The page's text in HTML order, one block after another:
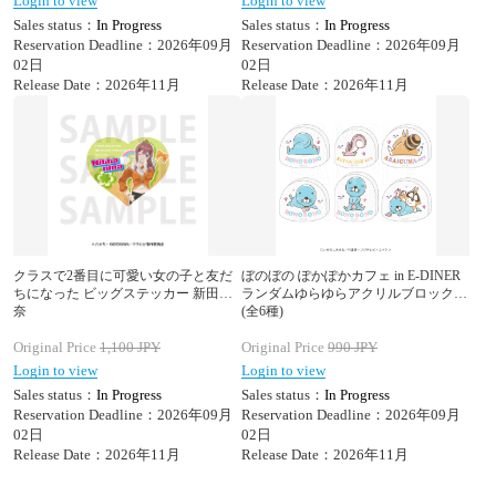
Sales status： In Progress
Reservation Deadline：2026年09月
02日
Release Date：2026年11月
Sales status： In Progress
Reservation Deadline：2026年09月
02日
Release Date：2026年11月
クラスで2番目に可愛い女の子と友だ
ちになった ビッグステッカー 新田新
奈
Original Price 1,100JPY
Login to view
Sales status： In Progress
Reservation Deadline：2026年09月
02日
Release Date：2026年11月
ぼのぼの ぽかぽかカフェ in E-DINER
ランダムゆらゆらアクリルブロック
(全6種)
Original Price 990JPY
Login to view
Sales status： In Progress
Reservation Deadline：2026年09月
02日
Release Date：2026年11月